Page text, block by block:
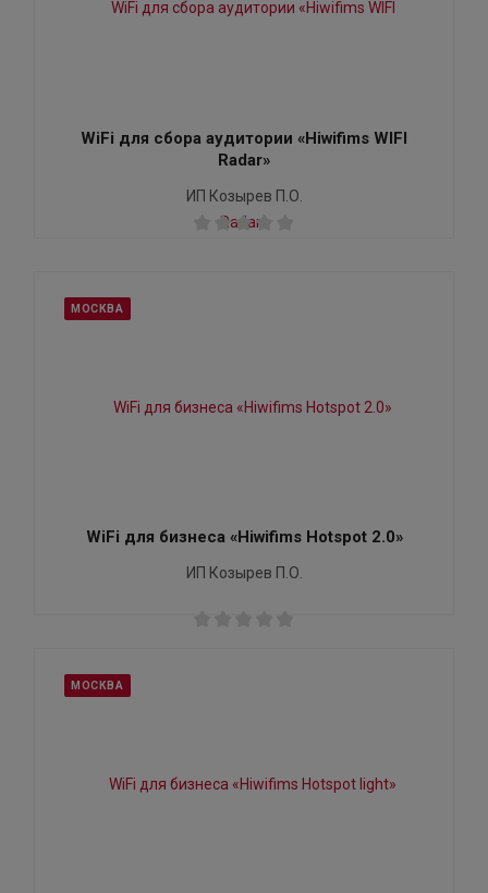
WiFi для сбора аудитории «Hiwifims WIFI
Radar»
ИП Козырев П.О.
МОСКВА
WiFi для бизнеса «Hiwifims Hotspot 2.0»
ИП Козырев П.О.
МОСКВА